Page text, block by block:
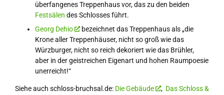
überfangenes Treppenhaus vor, das zu den beiden
Festsälen des Schlosses führt.
Georg Dehio
bezeichnet das Treppenhaus als „die
Krone aller Treppenhäuser, nicht so groß wie das
Würzburger, nicht so reich dekoriert wie das Brühler,
aber in der geistreichen Eigenart und hohen Raumpoesie
unerreicht!“
Siehe auch schloss-bruchsal.de: Die Gebäude , Das Schloss &